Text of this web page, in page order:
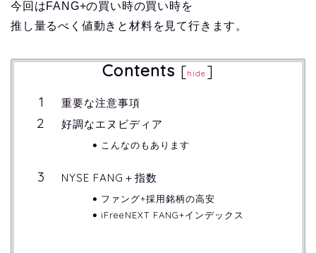
今回はFANG+の買い時の買い時を
推し量るべく値動きと材料を見て行きます。
Contents [hide ]
重要な注意事項
好調なエヌビディア
こんなのもあります
NYSE FANG＋指数
ファング+採用銘柄の高安
iFreeNEXT FANG+インデックス